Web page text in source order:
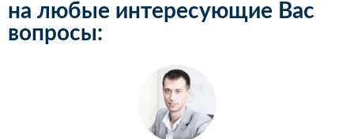
на любые интересующие Вас
вопросы: